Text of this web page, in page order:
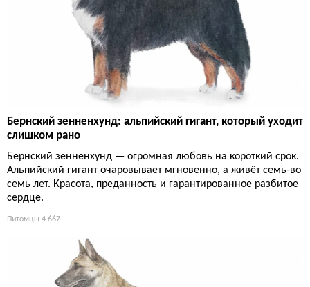
Бернский зенненхунд: альпийский гигант, который уходит
слишком рано
Бернский зенненхунд — огромная любовь на короткий срок.
Альпийский гигант очаровывает мгновенно, а живёт семь-во
семь лет. Красота, преданность и гарантированное разбитое
сердце.
Питомцы 4 667